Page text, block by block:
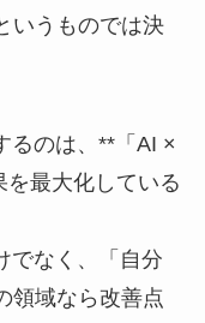
いうものでは決
るのは、**「AI ×
最大化している
でなく、「自分
領域なら改善点